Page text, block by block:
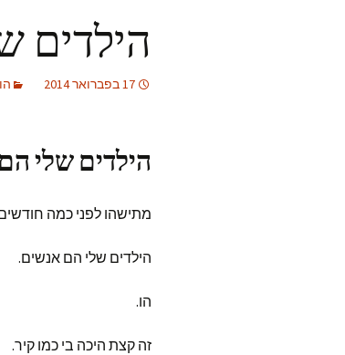
הילדים
17 בפברואר 2014
הילדים שלי
מתישהו לפני כמה
הילדים שלי הם אנשים.
הו.
זה קצת היכה בי כמו קיר.